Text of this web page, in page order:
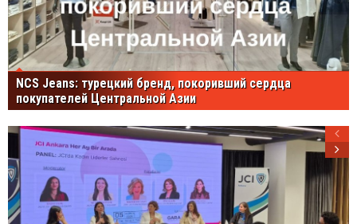
NCS Jeans: турецкий бренд, покоривший сердца
покупателей Центральной Азии